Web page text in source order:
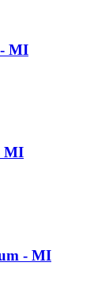
MI
MI
- MI